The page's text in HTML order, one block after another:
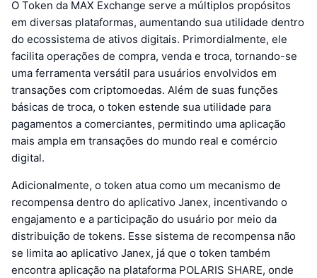
O Token da MAX Exchange serve a múltiplos propósitos
em diversas plataformas, aumentando sua utilidade dentro
do ecossistema de ativos digitais. Primordialmente, ele
facilita operações de compra, venda e troca, tornando-se
uma ferramenta versátil para usuários envolvidos em
transações com criptomoedas. Além de suas funções
básicas de troca, o token estende sua utilidade para
pagamentos a comerciantes, permitindo uma aplicação
mais ampla em transações do mundo real e comércio
digital.
Adicionalmente, o token atua como um mecanismo de
recompensa dentro do aplicativo Janex, incentivando o
engajamento e a participação do usuário por meio da
distribuição de tokens. Esse sistema de recompensa não
se limita ao aplicativo Janex, já que o token também
encontra aplicação na plataforma POLARIS SHARE, onde